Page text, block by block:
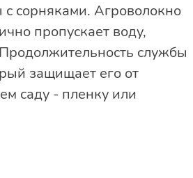
сорняками. Агроволокно
пропускает воду,
службы
защищает его от
саду - пленку или